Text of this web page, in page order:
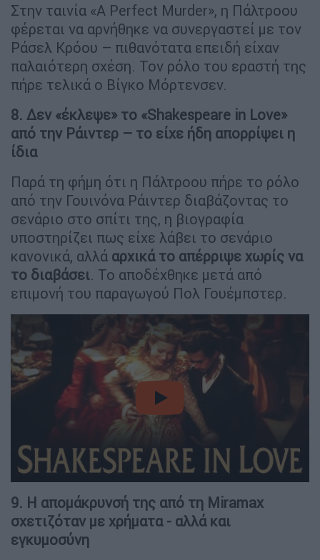
Στην ταινία «A Perfect Murder», η Πάλτροου
φέρεται να αρνήθηκε να συνεργαστεί με τον
Ράσελ Κρόου – πιθανότατα επειδή είχαν
παλαιότερη σχέση. Τον ρόλο του εραστή της
πήρε τελικά ο Βίγκο Μόρτενσεν.
8. Δεν «έκλεψε» το «Shakespeare in Love»
από την Ράιντερ – το είχε ήδη απορρίψει η
ίδια
Παρά τη φήμη ότι η Πάλτροου πήρε το ρόλο
από την Γουινόνα Ράιντερ διαβάζοντας το
σενάριο στο σπίτι της, η βιογραφία
υποστηρίζει πως είχε λάβει το σενάριο
κανονικά, αλλά αρχικά το απέρριψε χωρίς να
το διαβάσει. Το αποδέχθηκε μετά από
επιμονή του παραγωγού Πολ Γουέμπστερ.
video
9. Η απομάκρυνσή της από τη Miramax
σχετιζόταν με χρήματα - αλλά και
εγκυμοσύνη